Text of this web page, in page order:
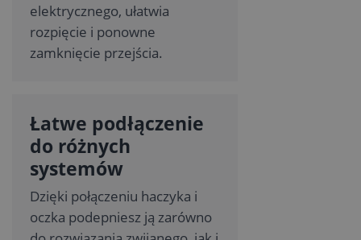
elektrycznego, ułatwia
rozpięcie i ponowne
zamknięcie przejścia.
Łatwe podłączenie
do różnych
systemów
Dzięki połączeniu haczyka i
oczka podepniesz ją zarówno